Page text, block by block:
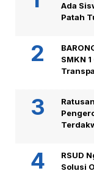
Ada
Patah
SMKN
RSUD
Solusi